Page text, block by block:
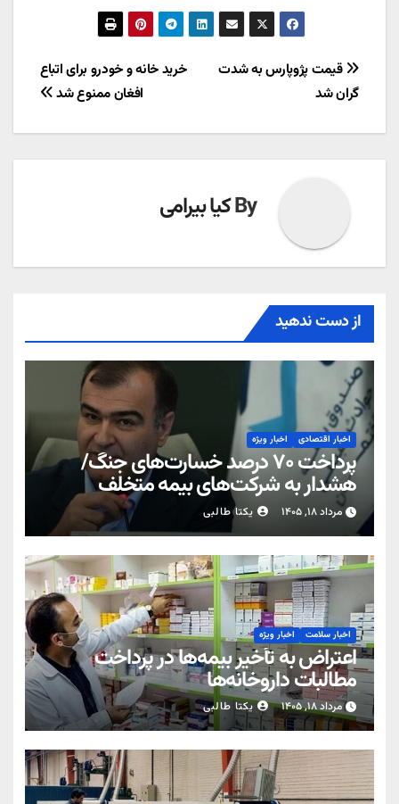
راهبری
نوشته
خرید خانه و خودرو برای اتباع
افغان ممنوع شد
قیمت پژوپارس به شدت
گران شد
Byکیا بیرامی
از دست ندهید
اخبار اقتصادی اخبار ویژه
پرداخت ۷۰ درصد خسارت‌های جنگ/
هشدار به شرکت‌های بیمه متخلف
مرداد ۱۸, ۱۴۰۵ یکتا طالبی
اخبار سلامت اخبار ویژه
اعتراض به تأخیر بیمه‌ها در پرداخت
مطالبات داروخانه‌ها
مرداد ۱۸, ۱۴۰۵ یکتا طالبی